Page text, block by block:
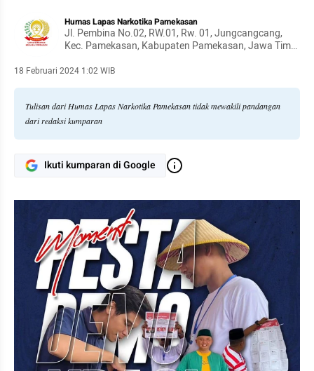
Humas Lapas Narkotika Pamekasan
Jl. Pembina No.02, RW.01, Rw. 01, Jungcangcang,
Kec. Pamekasan, Kabupaten Pamekasan, Jawa Timur
18 Februari 2024 1:02 WIB
Tulisan dari Humas Lapas Narkotika Pamekasan tidak mewakili pandangan
dari redaksi kumparan
Ikuti kumparan di Google